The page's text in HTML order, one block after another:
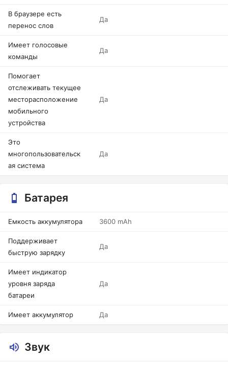
В браузере есть
перенос слов
Да
Имеет голосовые
команды
Да
Помогает
отслеживать текущее
месторасположение
мобильного
устройства
Да
Это
многопользовательск
ая система
Да
Батарея
Емкость аккумулятора 3600 mAh
Поддерживает
быструю зарядку
Да
Имеет индикатор
уровня заряда
батареи
Да
Имеет аккумулятор Да
Звук